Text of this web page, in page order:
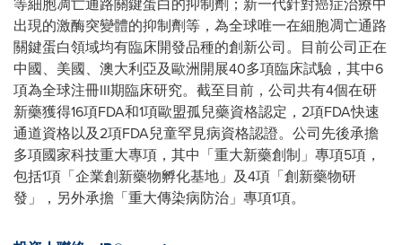
出現的激酶突變體的抑制劑等，為全球唯一在細胞凋亡通路
關鍵蛋白領域均有臨床開發品種的創新公司。目前公司正在
中國、美國、澳大利亞及歐洲開展40多項臨床試驗，其中6
項為全球注冊III期臨床研究。截至目前，公司共有4個在研
新藥獲得16項FDA和1項歐盟孤兒藥資格認定，2項FDA快速
通道資格以及2項FDA兒童罕見病資格認證。公司先後承擔
多項國家科技重大專項，其中「重大新藥創制」專項5項，
包括1項「企業創新藥物孵化基地」及4項「創新藥物研
發」，另外承擔「重大傳染病防治」專項1項。